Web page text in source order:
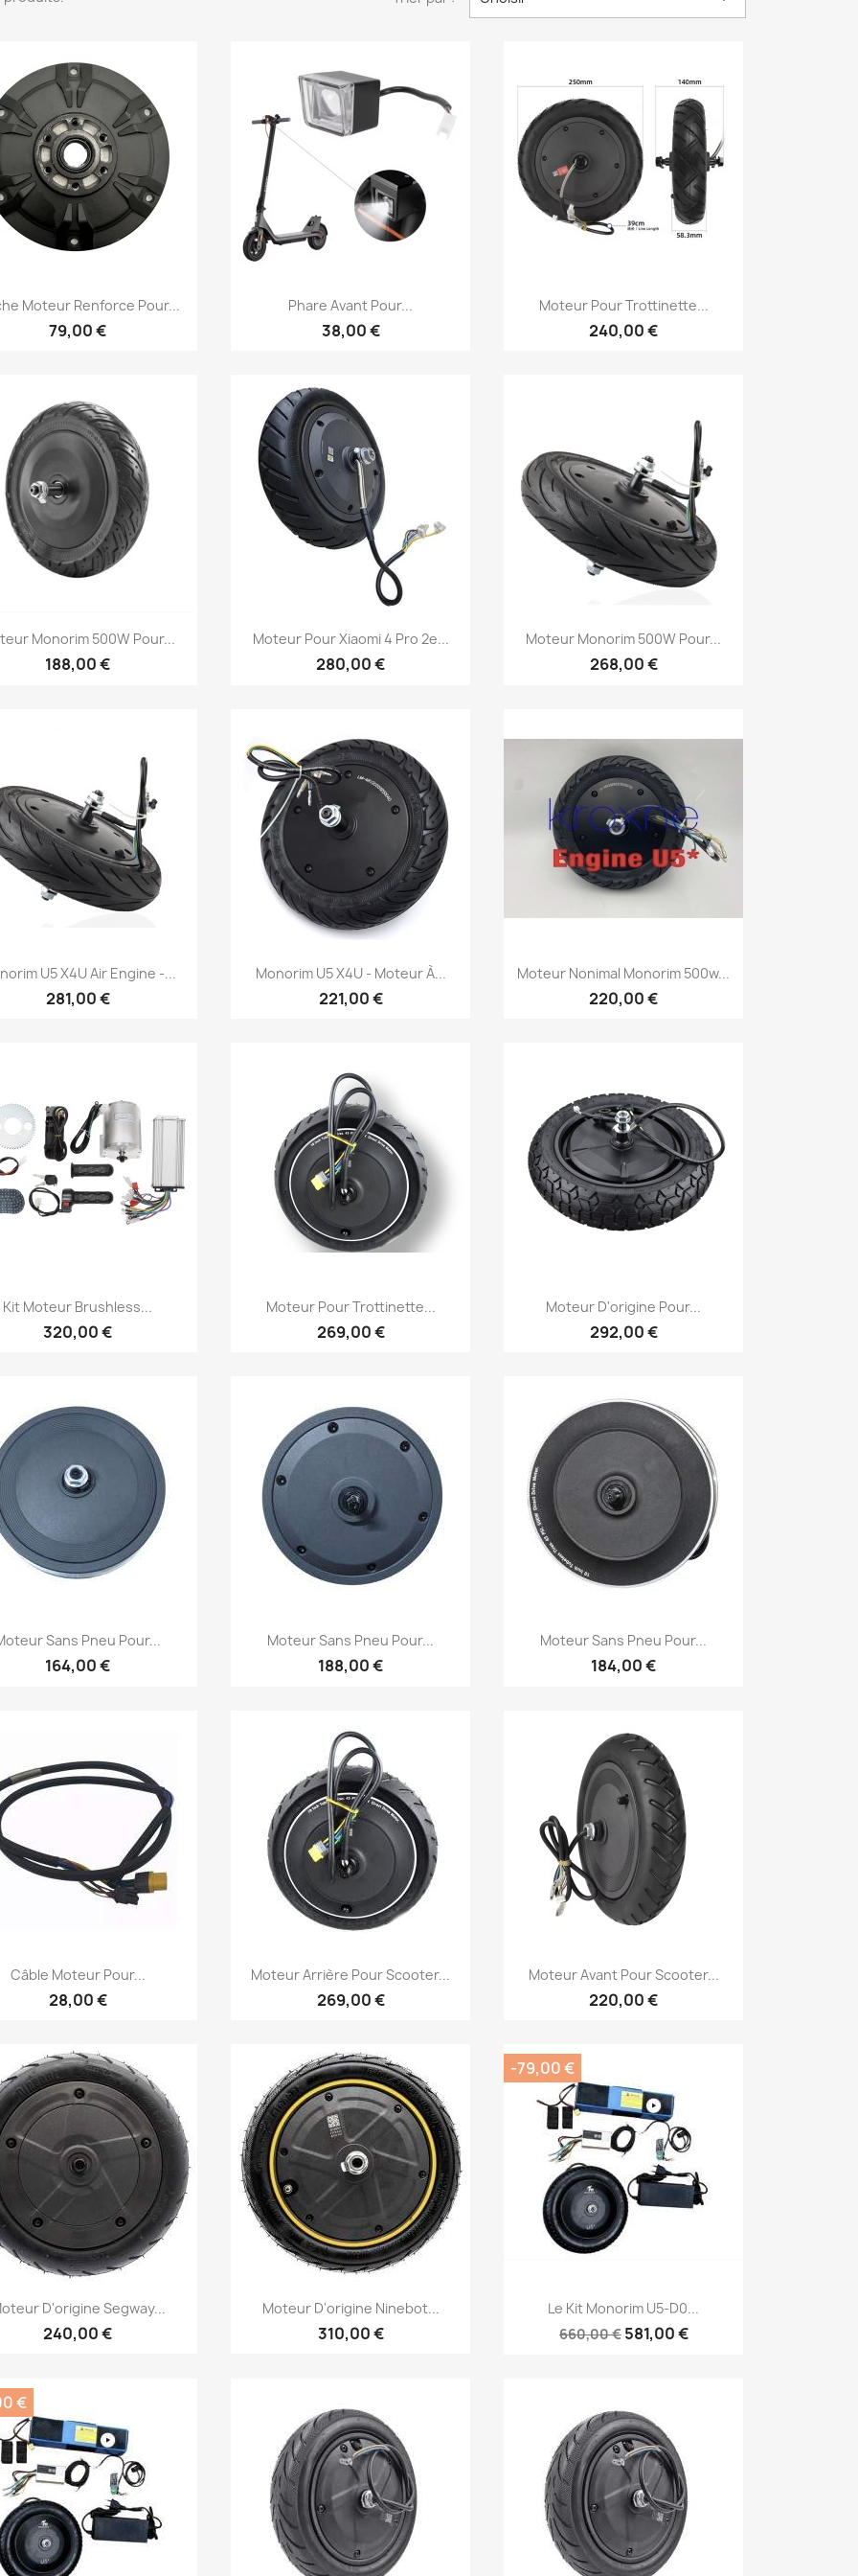
Aperçu rapide
Moteur Renforce Pour...
79,00 €
Aperçu rapide
Phare Avant Pour...
38,00 €
Aperçu rapide
Moteur Pour Trottinette...
240,00 €
Aperçu rapide
Monorim 500W Pour...
188,00 €
Aperçu rapide
Moteur Pour Xiaomi 4 Pro 2e...
280,00 €
Aperçu rapide
Moteur Monorim 500W Pour...
268,00 €
Aperçu rapide
U5 X4U Air Engine -...
281,00 €
Aperçu rapide
Monorim U5 X4U - Moteur À...
221,00 €
Aperçu rapide
Moteur Nonimal Monorim 500w...
220,00 €
Aperçu rapide
Kit Moteur Brushless...
320,00 €
Aperçu rapide
Moteur Pour Trottinette...
269,00 €
Aperçu rapide
Moteur D'origine Pour...
292,00 €
Aperçu rapide
Sans Pneu Pour...
164,00 €
Aperçu rapide
Moteur Sans Pneu Pour...
188,00 €
Aperçu rapide
Moteur Sans Pneu Pour...
184,00 €
Aperçu rapide
Câble Moteur Pour...
28,00 €
Aperçu rapide
Moteur Arrière Pour Scooter...
269,00 €
 Aperçu rapide
Moteur Avant Pour Scooter...
220,00 €
Aperçu rapide
D'origine Segway...
240,00 €
Aperçu rapide
Moteur D'origine Ninebot...
310,00 €
Aperçu rapide
Le Kit Monorim U5-D0...
660,00 € 581,00 €
-79,00 €
€